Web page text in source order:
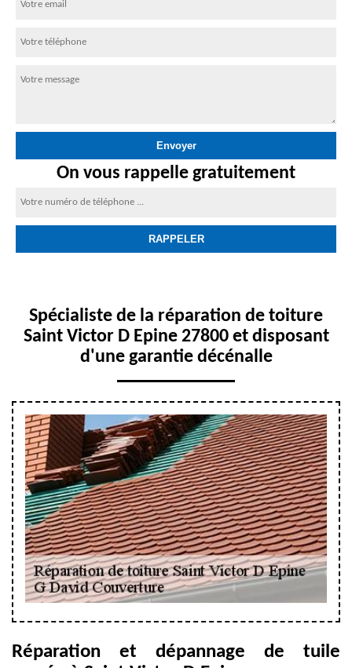
On vous rappelle gratuitement
Spécialiste de la réparation de toiture
Saint Victor D Epine 27800 et disposant
d'une garantie décénalle
Réparation et dépannage de tuile